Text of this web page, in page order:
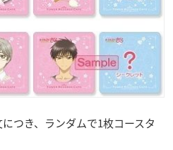
つき、ランダムで1枚コースタ